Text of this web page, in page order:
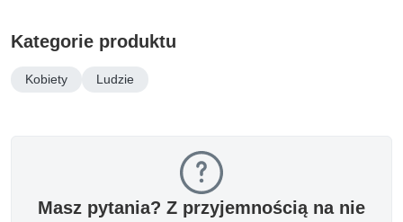
Kategorie produktu
Kobiety Ludzie
Masz pytania? Z przyjemnością na nie